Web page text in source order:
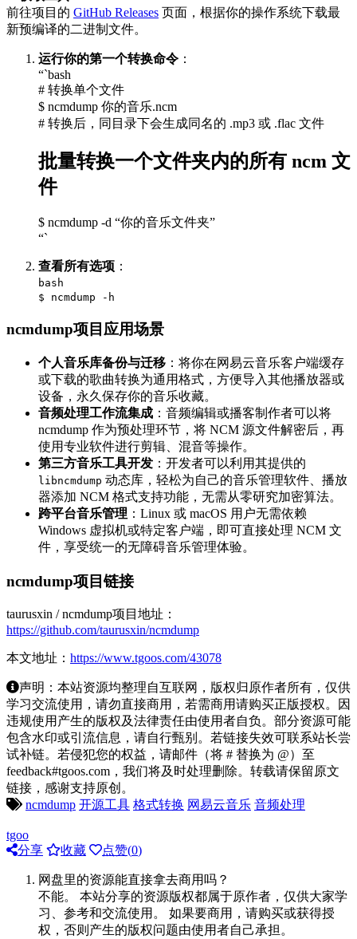
前往项目的 GitHub Releases 页面，根据你的操作系统下载最
新预编译的二进制文件。
运行你的第一个转换命令 ：
“`bash
# 转换单个文件
$ ncmdump 你的音乐.ncm
# 转换后，同目录下会生成同名的 .mp3 或 .flac 文件
批量转换一个文件夹内的所有 ncm 文
件
$ ncmdump -d “你的音乐文件夹”
“`
查看所有选项 ：
bash
$ ncmdump -h
ncmdump项目应用场景
个人音乐库备份与迁移 ：将你在网易云音乐客户端缓存
或下载的歌曲转换为通用格式，方便导入其他播放器或
设备，永久保存你的音乐收藏。
音频处理工作流集成 ：音频编辑或播客制作者可以将
ncmdump 作为预处理环节，将 NCM 源文件解密后，再
使用专业软件进行剪辑、混音等操作。
第三方音乐工具开发 ：开发者可以利用其提供的
libncmdump 动态库，轻松为自己的音乐管理软件、播放
器添加 NCM 格式支持功能，无需从零研究加密算法。
跨平台音乐管理 ：Linux 或 macOS 用户无需依赖
Windows 虚拟机或特定客户端，即可直接处理 NCM 文
件，享受统一的无障碍音乐管理体验。
ncmdump项目链接
taurusxin / ncmdump项目地址：
https://github.com/taurusxin/ncmdump
本文地址： https://www.tgoos.com/43078
声明：本站资源均整理自互联网，版权归原作者所有，仅供
学习交流使用，请勿直接商用，若需商用请购买正版授权。因
违规使用产生的版权及法律责任由使用者自负。部分资源可能
包含水印或引流信息，请自行甄别。若链接失效可联系站长尝
试补链。若侵犯您的权益，请邮件（将 # 替换为 @）至
feedback#tgoos.com，我们将及时处理删除。转载请保留原文
链接，感谢支持原创。
ncmdump 开源工具 格式转换 网易云音乐 音频处理
tgoo
分享
收藏 点赞(0)
网盘里的资源能直接拿去商用吗？
不能。 本站分享的资源版权都属于原作者，仅供大家学
习、参考和交流使用。 如果要商用，请购买或获得授
权，否则产生的版权问题由使用者自己承担。